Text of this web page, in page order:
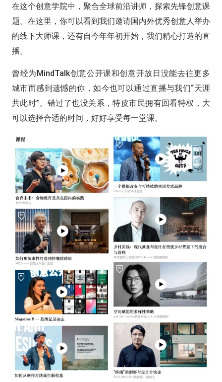
在这个创意学院中，聚合全球前沿讲师，探索先锋创意课
题。 在这里，你可以看到我们邀请国内外优秀创意人举办
的线下大师课，还有自今年年初开始，我们精心打造的直
播。
曾经为MindTalk创意公开课和创意开放日没能去往更多
城市而感到遗憾的你，如今也可以通过直播与我们“天涯
共此时”。错过了也没关系，特皮市民拥有回看特权，大
可以选择合适的时间，好好享受每一堂课。